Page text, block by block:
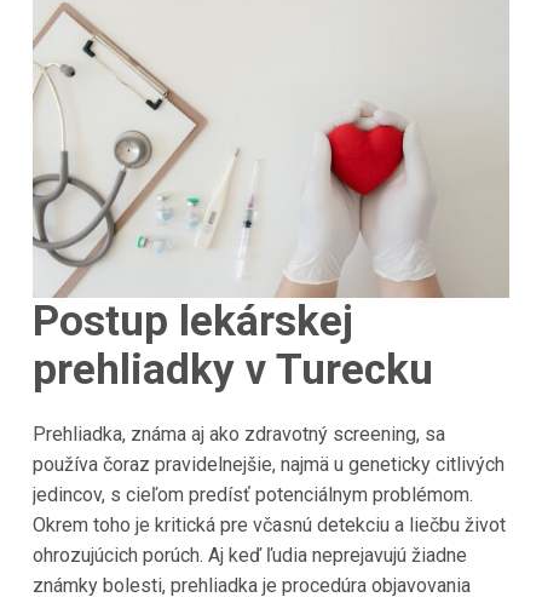
Postup lekárskej
prehliadky v Turecku
Prehliadka, známa aj ako zdravotný screening, sa
používa čoraz pravidelnejšie, najmä u geneticky citlivých
jedincov, s cieľom predísť potenciálnym problémom.
Okrem toho je kritická pre včasnú detekciu a liečbu život
ohrozujúcich porúch. Aj keď ľudia neprejavujú žiadne
známky bolesti, prehliadka je procedúra objavovania